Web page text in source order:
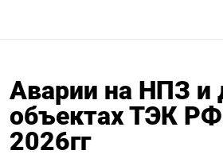
Аварии на НПЗ и
объектах ТЭК
2026гг